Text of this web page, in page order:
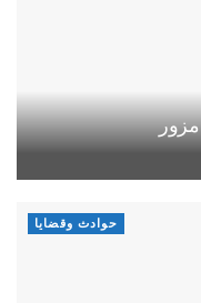
حوادث وقضايا